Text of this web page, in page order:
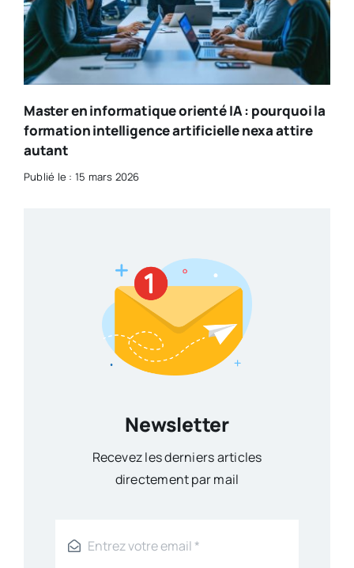
Master en informatique orienté IA : pourquoi la
formation intelligence artificielle nexa attire
autant
Publié le : 15 mars 2026
Newsletter
Recevez les derniers articles
directement par mail